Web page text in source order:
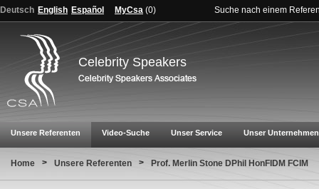
Deutsch English Español MyCsa (0) Suche nach einem
Celebrity Speakers
Unsere Referenten Video-Suche Unser Service Unser Unternehmen
Home > Unsere Referenten > Prof. Merlin Stone DPhil HonFIDM FCIM